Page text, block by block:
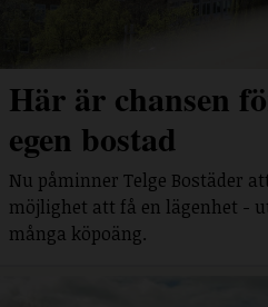
Här är chansen
egen bostad
Nu påminner Telge Bostäder
möjlighet att få en lägenhet -
många köpoäng.